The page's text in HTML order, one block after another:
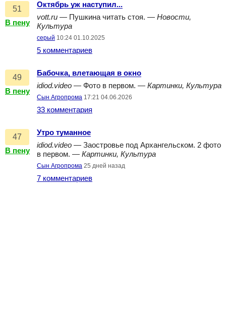
51
В пену
Октябрь уж наступил...
vott.ru — Пушкина читать стоя. — Новости,
Культура
серый 10:24 01.10.2025
5 комментариев
49
В пену
Бабочка, влетающая в окно
idiod.video — Фото в первом. — Картинки, Культура
Сын Агропрома 17:21 04.06.2026
33 комментария
47
В пену
Утро туманное
idiod.video — Заостровье под Архангельском. 2 фото
в первом. — Картинки, Культура
Сын Агропрома 25 дней назад
7 комментариев